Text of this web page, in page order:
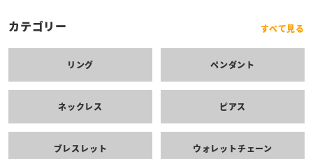
カテゴリー すべて見る
リング ペンダント
ネックレス ピアス
ブレスレット ウォレットチェーン